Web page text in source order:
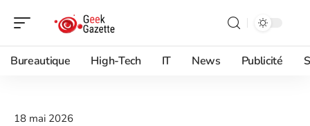
Bureautique High-Tech IT News Publicité
18 mai 2026